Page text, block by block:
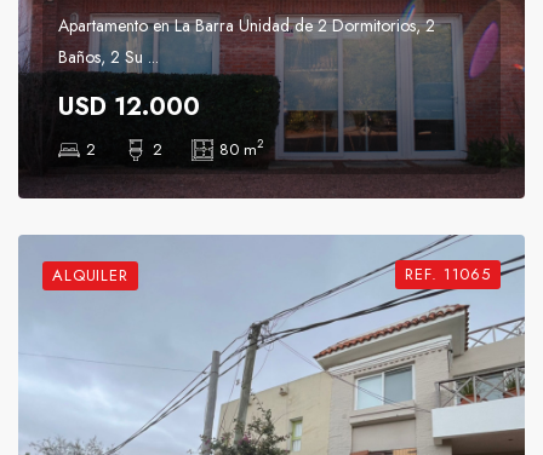
Apartamento en La Barra Unidad de 2 Dormitorios, 2
Baños, 2 Su ...
USD 12.000
2 2 80 m2
ALQUILER REF. 11065